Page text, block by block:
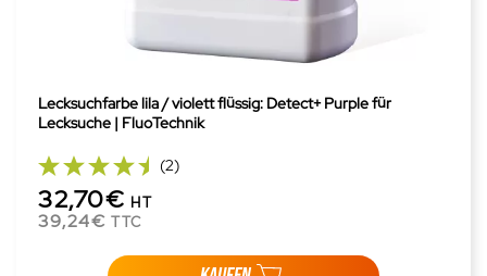
Lecksuchfarbe lila / violett flüssig: Detect+ Purple für
Lecksuche | FluoTechnik
(2)
32,70€ HT
39,24€ TTC